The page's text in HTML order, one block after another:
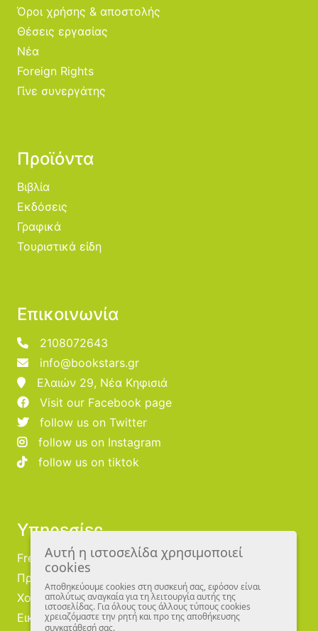
Όροι χρήσης & αποστολής
Θέσεις εργασίας
Νέα
Foreign Rights
Γίνε συνεργάτης
Προϊόντα
Βιβλία
Εκδόσεις
Γραφικά
Τουριστικά είδη
Επικοινωνία
2108072643
info@bookstars.gr
Ελαιών 29, Νέα Κηφισιά
Visit our Facebook page
follow us on Twitter
follow us on Instagram
follow us on tiktok
Υπηρεσίες
Free Publishing
Προμηθευτές
Χονδρική
Εικονογράφοι
Αυτή η ιστοσελίδα χρησιμοποιεί
cookies
Αποθηκεύουμε cookies στη συσκευή σας, εφόσον είναι
απολύτως αναγκαία για τη λειτουργία αυτής της
ιστοσελίδας. Για όλους τους άλλους τύπους cookies
χρειαζόμαστε την ρητή και προ της αποθήκευσης
συγκατάθεσή σας.